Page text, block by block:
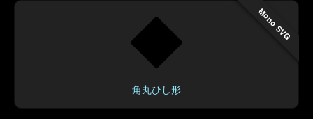
Mono SVG
角丸ひし形